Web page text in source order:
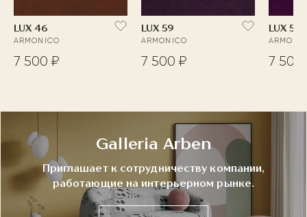
LUX 46
ARMONICO
7 500 ₽
LUX 59
ARMONICO
7 500 ₽
LUX 55
7 500
Galleria Arben
Приглашает к сотрудничеству компании,
работающие на интерьерном рынке.